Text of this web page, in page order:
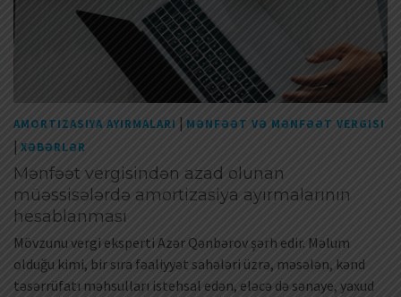
AMORTIZASIYA AYIRMALARI | MƏNFƏƏT VƏ MƏNFƏƏT VERGISI
| XƏBƏRLƏR
Mənfəət vergisindən azad olunan
müəssisələrdə amortizasiya ayırmalarının
hesablanması
Mövzunu vergi eksperti Azər Qənbərov şərh edir. Məlum
olduğu kimi, bir sıra fəaliyyət sahələri üzrə, məsələn, kənd
təsərrüfatı məhsulları istehsal edən, eləcə də sənaye, yaxud